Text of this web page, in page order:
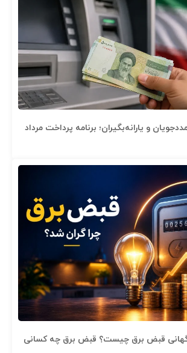
و یارانه‌بگیران؛ برنامه پرداخت مرداد
قبض برق چیست؟ قبض برق چه کسانی